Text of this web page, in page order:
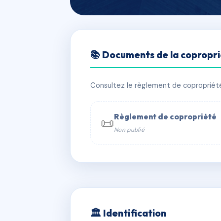
LE BELVEDERE
📍 ST ANTOINE 05340 VALLOUISE-
📞 Contacter Syndic Digital
📚 Documents de la
Consultez le règlement de
📜Règlement de copropriété
Non publié
🏛 Identification